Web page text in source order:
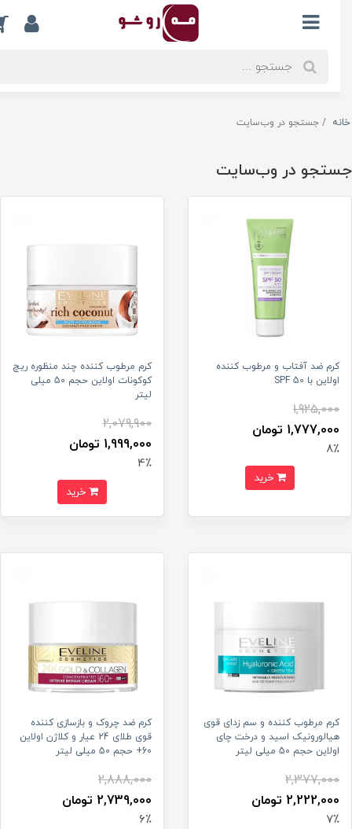
جستجو در وب‌سایت
در وب‌سایت
کرم ضد آفتاب و مرطوب کننده
اولاین با SPF 50
1,925,000
1,777,000 تومان
8٪
خرید
کرم مرطوب کننده چند منظوره ریچ
کوکونات اولاین حجم 50 میلی
لیتر
2,079,900
1,999,000 تومان
4٪
خرید
کرم مرطوب کننده و سم زدای قوی
هیالورونیک اسید و درخت چای
اولاین حجم 50 میلی لیتر
2,377,000
2,222,000 تومان
7٪
کرم ضد چروک و بازسازی کننده
قوی طلای 24 عیار و کلاژن اولاین
2,888,000
2,739,000 تومان
6٪